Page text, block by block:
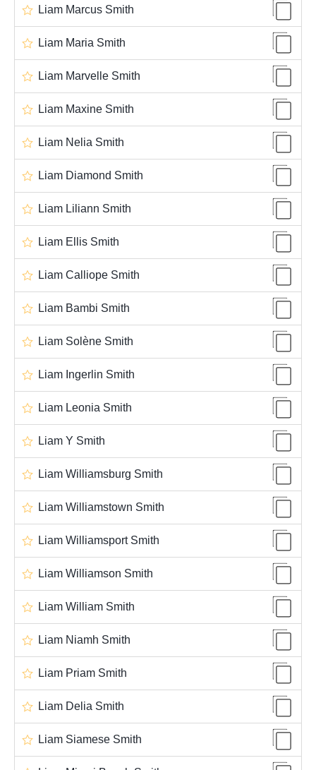
Liam Marcus Smith
Liam Maria Smith
Liam Marvelle Smith
Liam Maxine Smith
Liam Nelia Smith
Liam Diamond Smith
Liam Liliann Smith
Liam Ellis Smith
Liam Calliope Smith
Liam Bambi Smith
Liam Solène Smith
Liam Ingerlin Smith
Liam Leonia Smith
Liam Y Smith
Liam Williamsburg Smith
Liam Williamstown Smith
Liam Williamsport Smith
Liam Williamson Smith
Liam William Smith
Liam Niamh Smith
Liam Priam Smith
Liam Delia Smith
Liam Siamese Smith